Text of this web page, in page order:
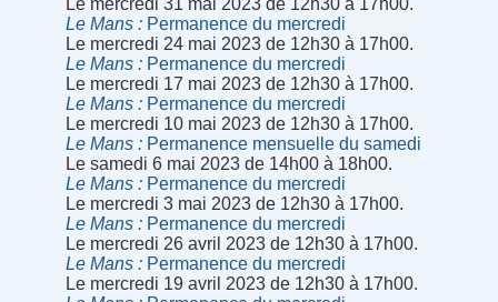
Le Mans
Permanence du mercredi
Le mercredi 24 mai 2023 de 12h30 à 17h00.
Le Mans
Permanence du mercredi
Le mercredi 17 mai 2023 de 12h30 à 17h00.
Le Mans
Permanence du mercredi
Le mercredi 10 mai 2023 de 12h30 à 17h00.
Le Mans
Permanence mensuelle du samedi
Le samedi 6 mai 2023 de 14h00 à 18h00.
Le Mans
Permanence du mercredi
Le mercredi 3 mai 2023 de 12h30 à 17h00.
Le Mans
Permanence du mercredi
Le mercredi 26 avril 2023 de 12h30 à 17h00.
Le Mans
Permanence du mercredi
Le mercredi 19 avril 2023 de 12h30 à 17h00.